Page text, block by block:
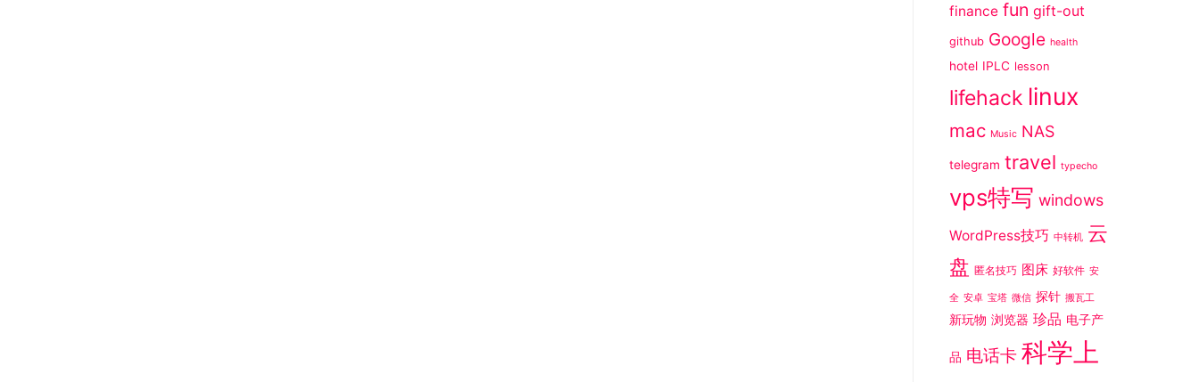
finance fun gift-out
github Google health
hotel IPLC lesson
lifehack linux
mac Music NAS
telegram travel typecho
vps特写 windows
WordPress技巧 中转机 云
盘 匿名技巧 图床 好软件 安
全 安卓 宝塔 微信 探针 搬瓦工
新玩物 浏览器 珍品 电子产
品 电话卡 科学上